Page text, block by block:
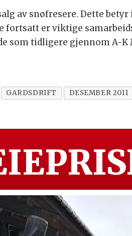
av snøfresere. Dette
fortsatt er viktige
som tidligere gjennom
GARDSDRIFT DESEMBER 2011